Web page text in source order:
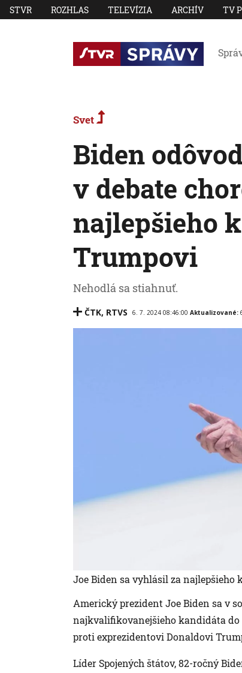
STVR ROZHLAS TELEVÍZIA ARCHÍV TV
Svet
Biden
v debate
najlepšieho
Trumpovi
Nehodlá sa stiahnuť.
ČTK, RTVS 6. 7. 2024 08:46:00 Aktualizované:
Joe Biden sa vyhlásil za
Americký prezident Joe Biden sa v
najkvalifikovanejšieho kandidáta
proti exprezidentovi Donaldovi
Líder Spojených štátov, 82-ročný